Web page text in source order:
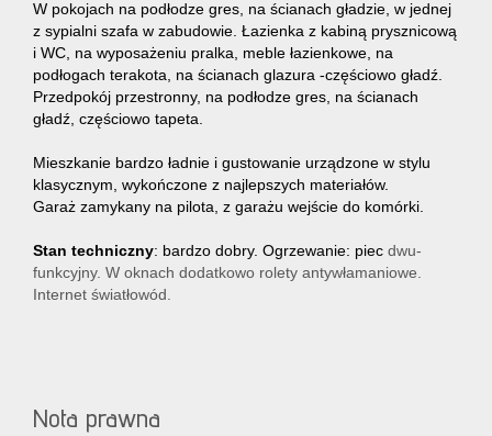
W pokojach na podłodze gres, na ścianach gładzie, w jednej
z sypialni szafa w zabudowie. Łazienka z kabiną prysznicową
i WC, na wyposażeniu pralka, meble łazienkowe, na
podłogach terakota, na ścianach glazura -częściowo gładź.
Przedpokój przestronny, na podłodze gres, na ścianach
gładź, częściowo tapeta.
Mieszkanie bardzo ładnie i gustowanie urządzone w stylu
klasycznym, wykończone z najlepszych materiałów.
Garaż zamykany na pilota, z garażu wejście do komórki.
Stan techniczny: bardzo dobry. Ogrzewanie: piec dwu-
funkcyjny. W oknach dodatkowo rolety antywłamaniowe.
Internet światłowód.
Nota prawna